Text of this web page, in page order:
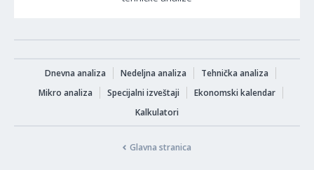
Dnevna analiza Nedeljna analiza
Tehnička analiza
Mikro analiza
Specijalni izveštaji
Ekonomski kalendar
Kalkulatori
Glavna stranica